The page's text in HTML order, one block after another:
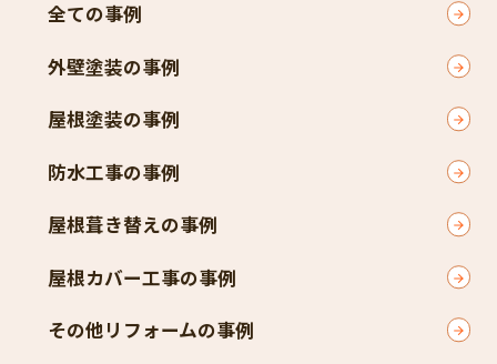
全ての事例
外壁塗装の事例
屋根塗装の事例
防水工事の事例
屋根葺き替えの事例
屋根カバー工事の事例
その他リフォームの事例